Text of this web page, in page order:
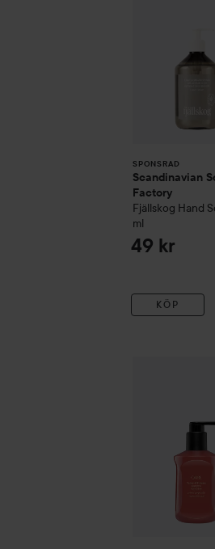
Massera in i
130 ml
SPONSRAD
Scandinavian
Factory
Fjällskog Hand
ml
49 kr
KÖP